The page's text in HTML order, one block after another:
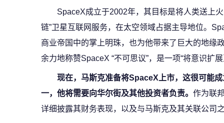
SpaceX成立于2002年，其目标是将人类送上
链”卫星互联网服务，在太空领域占据主导地位。
商业帝国中的掌上明珠，也为他带来了巨大的地缘
余力地称赞SpaceX “不可思议”，是一项“将意识扩
现在，马斯克准备将SpaceX上市，这很可能
一，他将需要向华尔街及其他投资者负责。 作为联
详细披露其财务表现，以及与马斯克及其关联公司